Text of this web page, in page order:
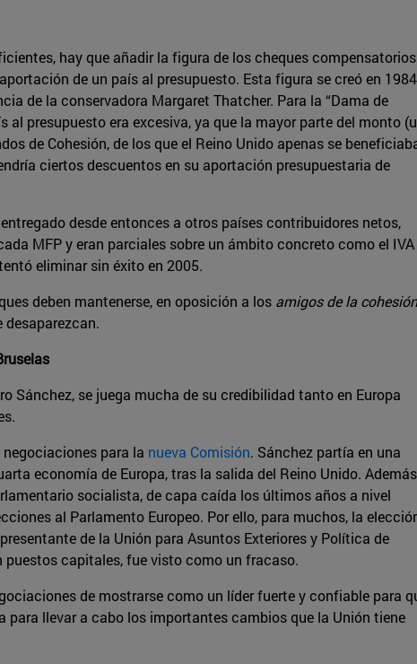
hay que añadir la figura de los cheques compensatorios
de un país al presupuesto. Esta figura se creó en 1984
de la conservadora Margaret Thatcher. Para la “Dama de
al presupuesto era excesiva, ya que la mayor parte del monto
de Cohesión, de los que el Reino Unido apenas se
ciertos descuentos en su aportación presupuestaria de
desde entonces a otros países contribuidores netos,
MFP y eran parciales sobre un ámbito concreto como el
eliminar sin éxito en 2005.
deben mantenerse, en oposición a los amigos de la cohesión
desaparezcan.
Sánchez, se juega mucha de su credibilidad tanto en Europa
para la nueva Comisión. Sánchez partía en una
economía de Europa, tras la salida del Reino Unido.
socialista, de capa caída los últimos años a nivel
al Parlamento Europeo. Por ello, para muchos, la
de la Unión para Asuntos Exteriores y Política de
capitales, fue visto como un fracaso.
de mostrarse como un líder fuerte y confiable para
para llevar a cabo los importantes cambios que la Unión tiene